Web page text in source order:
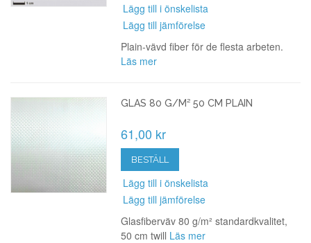
Lägg till i önskelista
Lägg till jämförelse
Plain-vävd fiber för de flesta arbeten.
Läs mer
GLAS 80 G/M² 50 CM PLAIN
61,00 kr
BESTÄLL
Lägg till i önskelista
Lägg till jämförelse
Glasfiberväv 80 g/m² standardkvalitet,
50 cm twill Läs mer